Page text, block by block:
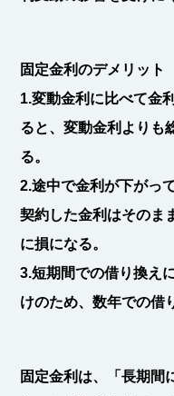
固定金利のデメリット
1.変動金利に比べて金
ると、変動金利よりも
る。
2.途中で金利が下がっ
契約した金利はそのま
に損になる。
3.短期間での借り換え
けのため、数年での借
固定金利は、「長期間